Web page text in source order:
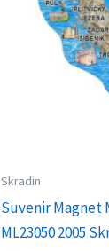
Skradin
Suvenir Magnet
ML23050 2005